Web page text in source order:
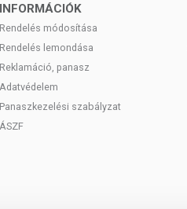
INFORMÁCIÓK
Rendelés módosítása
Rendelés lemondása
Reklamáció, panasz
Adatvédelem
Panaszkezelési szabályzat
ÁSZF